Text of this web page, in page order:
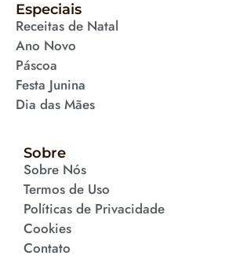
Especiais
Receitas de Natal
Ano Novo
Páscoa
Festa Junina
Dia das Mães
Sobre
Sobre Nós
Termos de Uso
Políticas de Privacidade
Cookies
Contato